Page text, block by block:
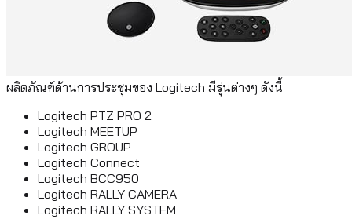
ผลิตภัณฑ์ด้านการประชุมของ Logitech มีรุ่นต่างๆ ดังนี้
Logitech PTZ PRO 2
Logitech MEETUP
Logitech GROUP
Logitech Connect
Logitech BCC950
Logitech RALLY CAMERA
Logitech RALLY SYSTEM